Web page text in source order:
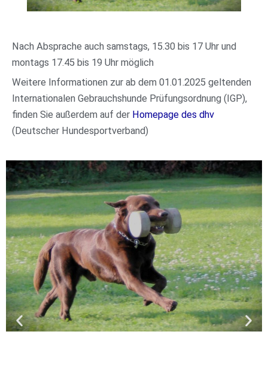
Nach Absprache auch samstags, 15.30 bis 17 Uhr und
montags 17.45 bis 19 Uhr möglich
Weitere Informationen zur ab dem 01.01.2025 geltenden
Internationalen Gebrauchshunde Prüfungsordnung (IGP),
finden Sie außerdem auf der Homepage des dhv
(Deutscher Hundesportverband)